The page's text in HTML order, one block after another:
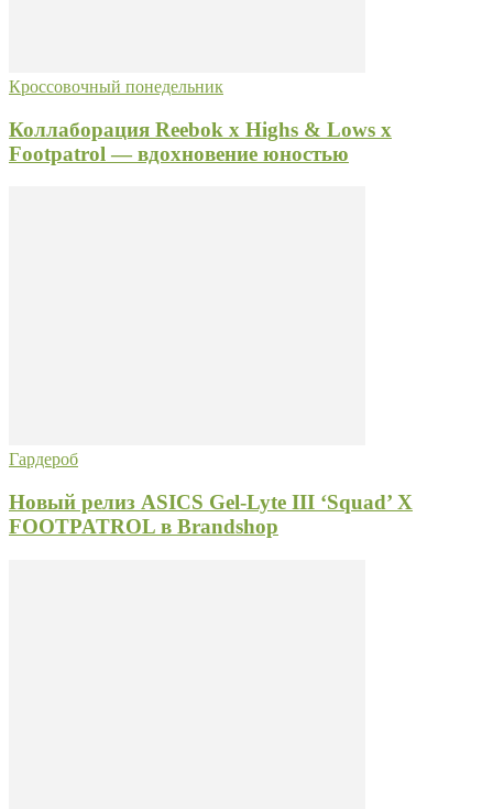
Кроссовочный понедельник
Коллаборация Reebok x Highs & Lows x
Footpatrol — вдохновение юностью
Гардероб
Новый релиз ASICS Gel-Lyte III ‘Squad’ X
FOOTPATROL в Brandshop